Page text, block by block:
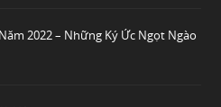
2022 – Những Ký Ức Ngọt Ngào